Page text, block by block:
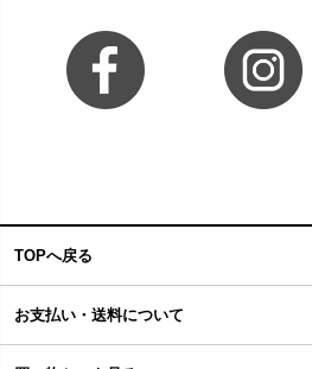
TOPへ戻る
お支払い・送料について